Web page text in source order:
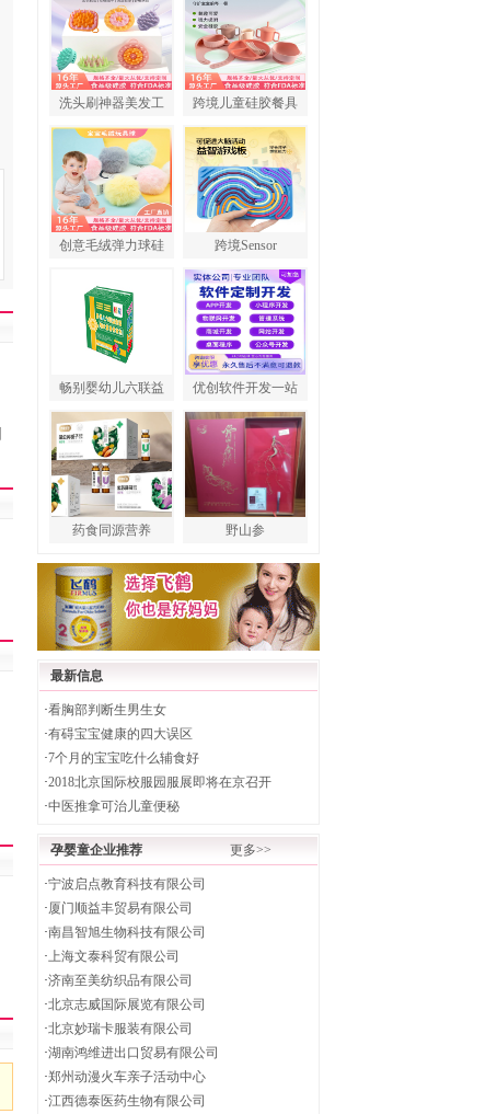
洗头刷神器美发工 跨境儿童硅胶餐具
创意毛绒弹力球硅 跨境Sensor
畅别婴幼儿六联益 优创软件开发一站
药食同源营养 野山参
最新信息
·看胸部判断生男生女
·有碍宝宝健康的四大误区
·7个月的宝宝吃什么辅食好
·2018北京国际校服园服展即将在京召开
·中医推拿可治儿童便秘
孕婴童企业推荐 更多>>
·宁波启点教育科技有限公司
·厦门顺益丰贸易有限公司
·南昌智旭生物科技有限公司
·上海文泰科贸有限公司
·济南至美纺织品有限公司
·北京志威国际展览有限公司
·北京妙瑞卡服装有限公司
·湖南鸿维进出口贸易有限公司
·郑州动漫火车亲子活动中心
·江西德泰医药生物有限公司